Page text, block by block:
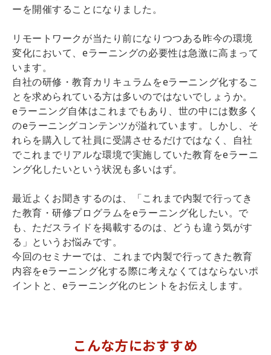
ーを開催することになりました。
リモートワークが当たり前になりつつある昨今の環境
変化において、eラーニングの必要性は急激に高まって
います。
自社の研修・教育カリキュラムをeラーニング化するこ
とを求められている方は多いのではないでしょうか。
eラーニング自体はこれまでもあり、世の中には数多く
のeラーニングコンテンツが溢れています。しかし、そ
れらを購入して社員に受講させるだけではなく、自社
でこれまでリアルな環境で実施していた教育をeラーニ
ング化したいという状況も多いはず。
最近よくお聞きするのは、「これまで内製で行ってき
た教育・研修プログラムをeラーニング化したい。で
も、ただスライドを掲載するのは、どうも違う気がす
る」というお悩みです。
今回のセミナーでは、これまで内製で行ってきた教育
内容をeラーニング化する際に考えなくてはならないポ
イントと、eラーニング化のヒントをお伝えします。
こんな方におすすめ